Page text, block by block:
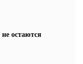
не остаются